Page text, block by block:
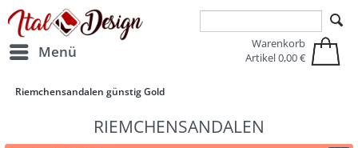
Zur Hauptnavigation springen Zum Hauptinhalt springen
Menü
Warenkorb
Artikel0,00 €
Riemchensandalen günstig Gold
RIEMCHENSANDALEN